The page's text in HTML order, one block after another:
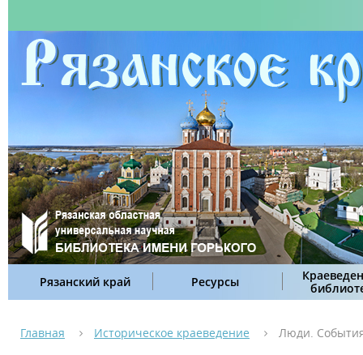
Рязанский край Ресурсы
Главная Историческое краеведение Люди.